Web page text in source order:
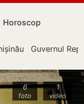
Horoscop
Guvernul
6
foto
1
video